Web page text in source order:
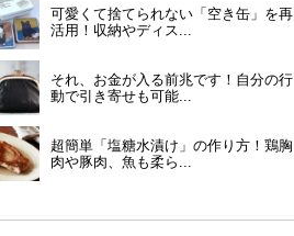
可愛くて捨てられない「空き缶」を再
活用！収納やディス...
それ、お金が入る前兆です！自分の行
動で引き寄せも可能...
超簡単「塩糖水漬け」の作り方！鶏胸
肉や豚肉、魚も柔ら...